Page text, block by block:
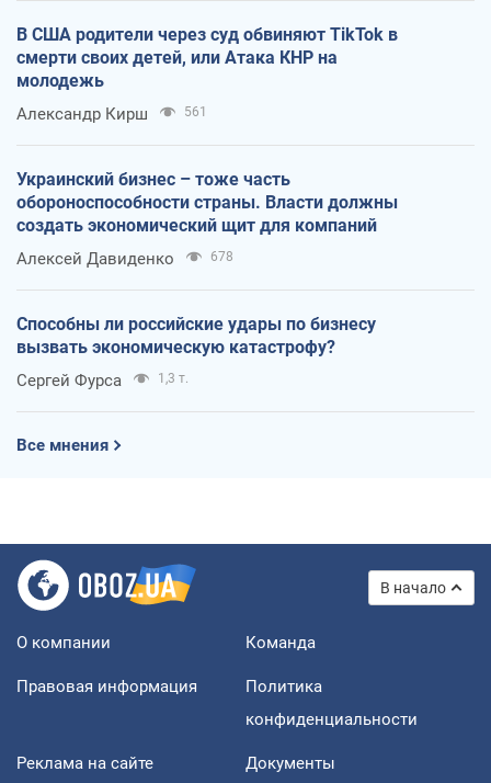
В США родители через суд обвиняют TikTok в
смерти своих детей, или Атака КНР на
молодежь
Александр Кирш 561
Украинский бизнес – тоже часть
обороноспособности страны. Власти должны
создать экономический щит для компаний
Алексей Давиденко 678
Способны ли российские удары по бизнесу
вызвать экономическую катастрофу?
Сергей Фурса 1,3 т.
Все мнения
В начало
О компании Команда
Правовая информация
Политика
конфиденциальности
Реклама на сайте Документы